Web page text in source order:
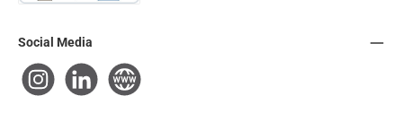
Social Media
Instagram LinkedIn Website